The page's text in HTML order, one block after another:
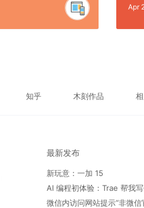
Apr
知乎 木刻作品
最新发布
新玩意：一加 15
AI 编程初体验：Trae 帮我